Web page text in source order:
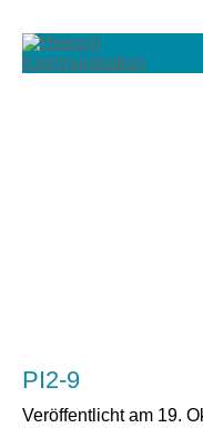
PI2-9
Veröffentlicht am 19.